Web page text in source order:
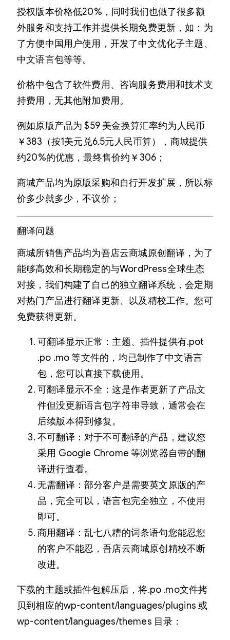
授权版本价格低20%，同时我们也做了很多额
外服务和支持工作并提供长期免费更新，如：为
了方便中国用户使用，开发了中文优化子主题、
中文语言包等等。
价格中包含了软件费用、咨询服务费用和技术支
持费用，无其他附加费用。
例如原版产品为 $59 美金换算汇率约为人民币
￥383（按1美元兑6.5元人民币算），商城提供
约20%的优惠，最终售价约￥306；
商城产品均为原版采购和自行开发扩展，所以标
价多少就多少，不议价；
翻译问题
商城所销售产品均为吾店云商城原创翻译，为了
能够高效和长期稳定的与WordPress全球生态
对接，我们构建了自己的独立翻译系统，会定期
对热门产品进行翻译更新、以及精校工作。您可
免费获得更新。
可翻译显示正常：主题、插件提供有.pot
.po .mo 等文件的，均已制作了中文语言
包，您可以直接下载使用。
可翻译显示不全：这是作者更新了产品文
件但没更新语言包字符串导致，通常会在
后续版本得到修复。
不可翻译：对于不可翻译的产品，建议您
采用 Google Chrome 等浏览器自带的翻
译进行查看。
无需翻译：部分客户是需要英文原版的产
品，完全可以，语言包完全独立，不使用
即可。
商用翻译：乱七八糟的词条语句您能忍您
的客户不能忍，吾店云商城原创精校不断
改进。
下载的主题或插件包解压后，将.po .mo文件拷
贝到相应的wp-content/languages/plugins 或
wp-content/languages/themes 目录：